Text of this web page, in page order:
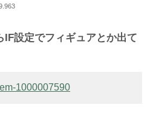
IF設定でフィギュアとか出て
1000007590